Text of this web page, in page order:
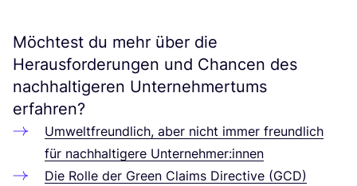
Möchtest du mehr über die
Herausforderungen und Chancen des
nachhaltigeren Unternehmertums
erfahren?
Umwelt­freund­lich, aber nicht immer freund­lich
für nach­hal­ti­ge­re Unternehmer:innen
Die Rol­le der Green Claims Direc­ti­ve (GCD)